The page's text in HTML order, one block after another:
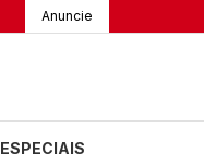
Anuncie
ESPECIAIS